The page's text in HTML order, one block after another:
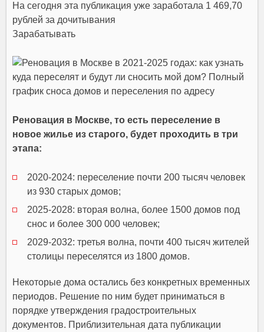
На сегодня эта публикация уже заработала 1 469,70
рублей за дочитывания
Зарабатывать
Реновация в Москве, то есть переселение в
новое жилье из старого, будет проходить в три
этапа:
2020-2024: переселение почти 200 тысяч человек
из 930 старых домов;
2025-2028: вторая волна, более 1500 домов под
снос и более 300 000 человек;
2029-2032: третья волна, почти 400 тысяч жителей
столицы переселятся из 1800 домов.
Некоторые дома остались без конкретных временных
периодов. Решение по ним будет приниматься в
порядке утверждения градостроительных
документов. Приблизительная дата публикации